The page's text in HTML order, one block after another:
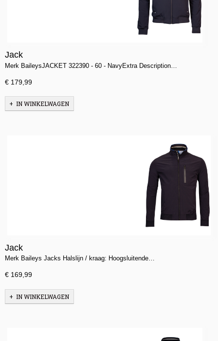
Jack
Merk BaileysJACKET 322390 - 60 - NavyExtra Description…
€ 179,99
IN WINKELWAGEN
Jack
Merk Baileys Jacks Halslijn / kraag: Hoogsluitende…
€ 169,99
IN WINKELWAGEN